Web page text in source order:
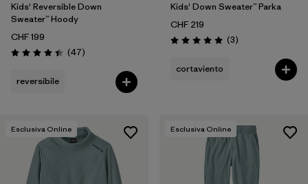
Kids' Reversible Down
Sweater™ Hoody
CHF 199
Valutazione: 4.4 / 5
(47Recensioni
)
reversibile
Kids' Down Sweater™ Parka
CHF 219
Valutazione: 5.0 / 5
(3Recensioni
)
cortaviento
Esclusiva Online Esclusiva Online